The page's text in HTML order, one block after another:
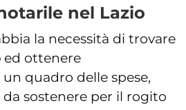
nel Lazio
la necessità di trovare
ed ottenere
quadro delle spese,
sostenere per il rogito